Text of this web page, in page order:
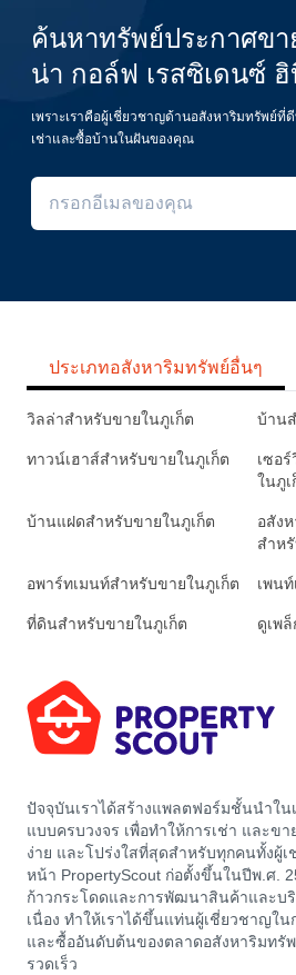
ค้นหาทรัพย์ประกาศข
น่า กอล์ฟ เรสซิเดนซ์
เพราะเราคือผู้เชี่ยวชาญด้านอสังหาริมทรัพย์ที่
เช่าและซื้อบ้านในฝันของคุณ
ประเภทอสังหาริมทรัพย์อื่นๆ
วิลล่าสำหรับขายในภูเก็ต บ้าน
ทาวน์เฮาส์สำหรับขายในภูเก็ต
เซอ
ในภูเ
บ้านแฝดสำหรับขายในภูเก็ต
อสัง
สำห
อพาร์ทเมนท์สำหรับขายในภูเก็ต เพน
ที่ดินสำหรับขายในภูเก็ต ดูเพ
ปัจจุบันเราได้สร้างแพลตฟอร์มชั้นนำใน
แบบครบวงจร เพื่อทำให้การเช่า และขา
ง่าย และโปร่งใสที่สุดสำหรับทุกคนทั้งผู้เ
หน้า PropertyScout ก่อตั้งขึ้นในปีพ.ศ.
ก้าวกระโดดและการพัฒนาสินค้าและบ
เนื่อง ทำให้เราได้ขึ้นแท่นผู้เชี่ยวชาญใน
และซื้ออันดับต้นของตลาดอสังหาริมทรัพ
รวดเร็ว